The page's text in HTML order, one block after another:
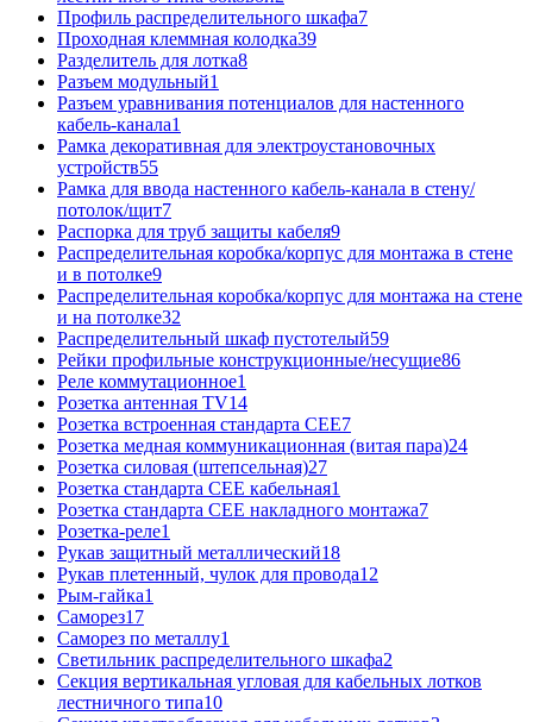
Профиль распределительного шкафа7
Проходная клеммная колодка39
Разделитель для лотка8
Разъем модульный1
Разъем уравнивания потенциалов для настенного
кабель-канала1
Рамка декоративная для электроустановочных
устройств55
Рамка для ввода настенного кабель-канала в стену/
потолок/щит7
Распорка для труб защиты кабеля9
Распределительная коробка/корпус для монтажа в стене
и в потолке9
Распределительная коробка/корпус для монтажа на стене
и на потолке32
Распределительный шкаф пустотелый59
Рейки профильные конструкционные/несущие86
Реле коммутационное1
Розетка антенная TV14
Розетка встроенная стандарта CEE7
Розетка медная коммуникационная (витая пара)24
Розетка силовая (штепсельная)27
Розетка стандарта СЕЕ кабельная1
Розетка стандарта СЕЕ накладного монтажа7
Розетка-реле1
Рукав защитный металлический18
Рукав плетенный, чулок для провода12
Рым-гайка1
Саморез17
Саморез по металлу1
Светильник распределительного шкафа2
Секция вертикальная угловая для кабельных лотков
лестничного типа10